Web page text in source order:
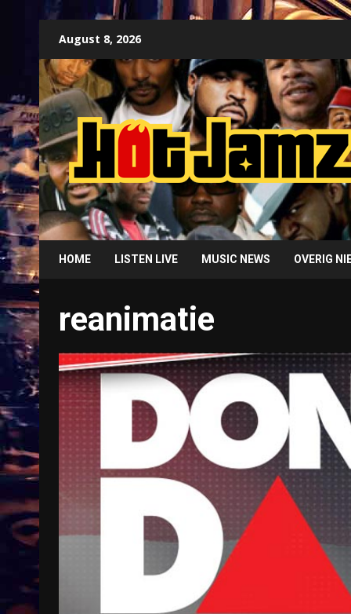
content
August 8, 2026
HOME LISTEN LIVE MUSIC NEWS OVERIG
reanimatie
Treinkaartjes worden duurder,
abonnementen verdwijnen
9 months ago